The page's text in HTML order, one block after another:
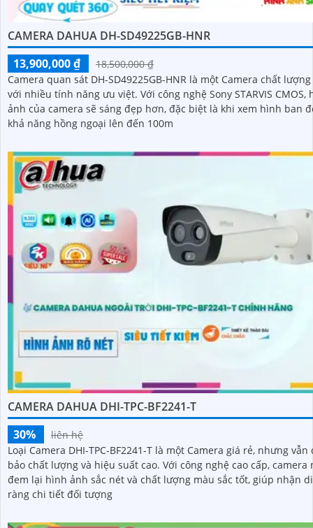
CAMERA DAHUA DH-SD49225GB-HNR
13,900,000 ₫
18,500,000 ₫
Camera quan sát DH-SD49225GB-HNR là một Camera chất lượng
với nhiều tính năng ưu việt. Với công nghệ Sony STARVIS CMOS, hình
ảnh của camera sẽ sáng đẹp hơn, đặc biệt là khi xem hình ban
khả năng hồng ngoại lên đến 100m
CAMERA DAHUA DHI-TPC-BF2241-T
30%
liên hệ
Loại Camera DHI-TPC-BF2241-T là một Camera giá rẻ, nhưng vẫn
bảo chất lượng và hiệu suất cao. Với công nghệ cao cấp, camera này
đem lại hình ảnh sắc nét và chất lượng màu sắc tốt, giúp nhận
ràng chi tiết đối tượng